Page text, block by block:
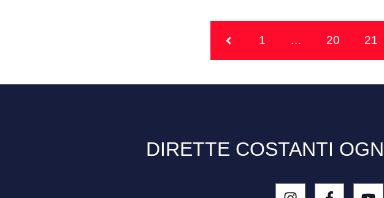
1 … 20 21
DIRETTE COSTANTI